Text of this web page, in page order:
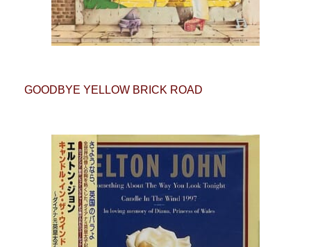
GOODBYE YELLOW BRICK ROAD